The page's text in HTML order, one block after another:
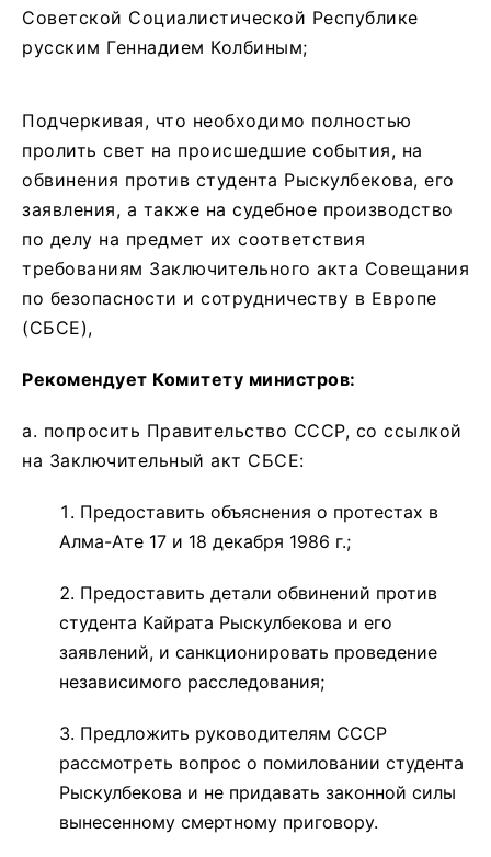
Советской Социалистической Республике
русским Геннадием Колбиным;
Подчеркивая, что необходимо полностью
пролить свет на происшедшие события, на
обвинения против студента Рыскулбекова, его
заявления, а также на судебное производство
по делу на предмет их соответствия
требованиям Заключительного акта Совещания
по безопасности и сотрудничеству в Европе
(СБСЕ),
Рекомендует Комитету министров:
а. попросить Правительство СССР, со ссылкой
на Заключительный акт СБСЕ:
Предоставить объяснения о протестах в
Алма-Ате 17 и 18 декабря 1986 г.;
Предоставить детали обвинений против
студента Кайрата Рыскулбекова и его
заявлений, и санкционировать проведение
независимого расследования;
Предложить руководителям СССР
рассмотреть вопрос о помиловании студента
Рыскулбекова и не придавать законной силы
вынесенному смертному приговору.